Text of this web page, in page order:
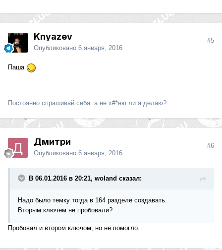
Knyazev
Опубликовано 6 января, 2016
#5
Паша
Постоянно спрашивай себя: а не х#*ню ли я делаю?
Дмитри
Опубликовано 6 января, 2016
#6
В 06.01.2016 в 20:21, woland сказал:
Надо было темку тогда в 164 разделе создавать.
Вторым ключем не пробовали?
Пробовал и втором ключом, но не помогло.